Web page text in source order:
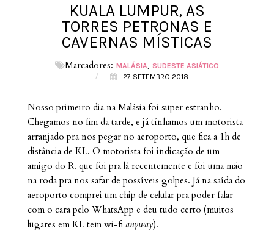
KUALA LUMPUR, AS
TORRES PETRONAS E
CAVERNAS MÍSTICAS
Marcadores: MALÁSIA SUDESTE ASIÁTICO
/ 27 SETEMBRO 2018
Nosso primeiro dia na Malásia foi super estranho.
Chegamos no fim da tarde, e já tínhamos um motorista
arranjado pra nos pegar no aeroporto, que fica a 1h de
distância de KL. O motorista foi indicação de um
amigo do R. que foi pra lá recentemente e foi uma mão
na roda pra nos safar de possíveis golpes. Já na saída do
aeroporto comprei um chip de celular pra poder falar
com o cara pelo WhatsApp e deu tudo certo (muitos
lugares em KL tem wi-fi anyway).